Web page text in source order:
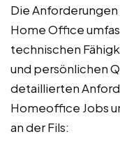
Die
Home Office
technischen
und persönlichen
detaillierten
Homeoffice Jobs
an der Fils: